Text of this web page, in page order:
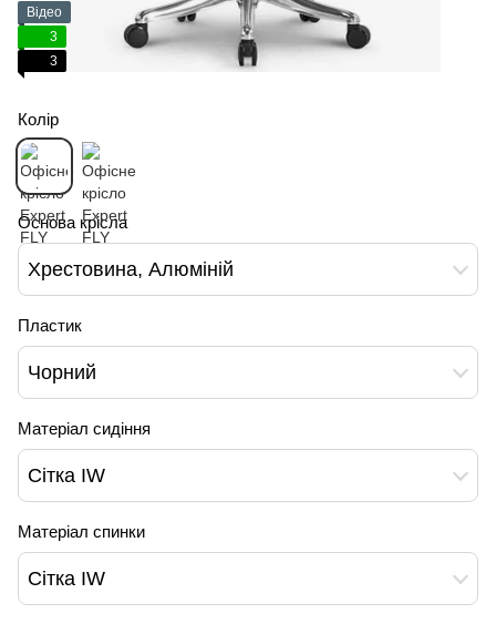
Відео
3
3
Колір
Основа крісла
Хрестовина, Алюміній
Пластик
Чорний
Матеріал сидіння
Сітка IW
Матеріал спинки
Сітка IW